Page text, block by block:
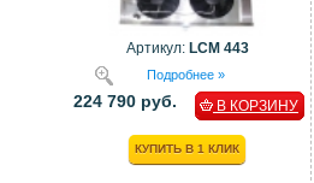
Артикул: LCM 443
Подробнее »
224 790 руб. В КОРЗИНУ
КУПИТЬ В 1 КЛИК